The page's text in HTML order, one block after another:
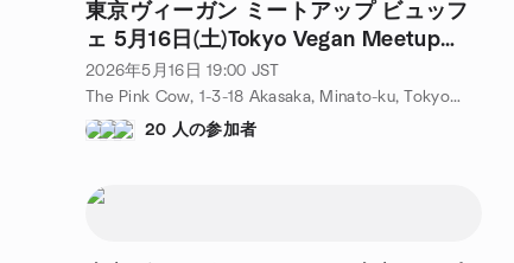
東京ヴィーガン ミートアップ ビュッフ
ェ 5月16日(土)Tokyo Vegan Meetup
Buffet @The Pink Cow
2026年5月16日 19:00 JST
The Pink Cow, 1-3-18 Akasaka, Minato-ku, Tokyo 107-0052, Tokyo, JP
20 人の参加者